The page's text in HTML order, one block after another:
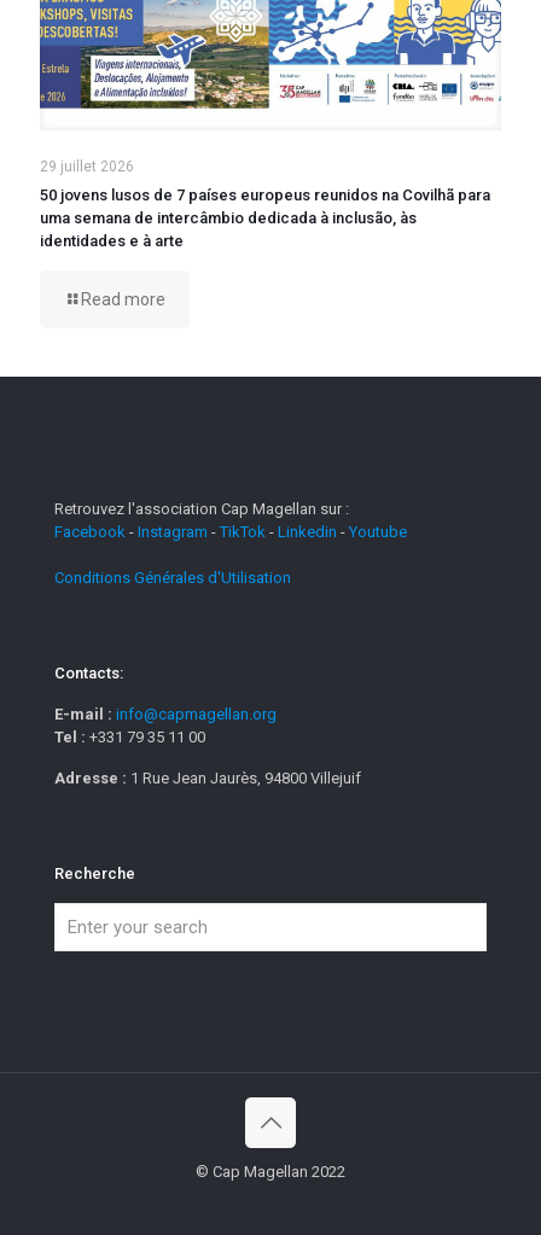
29 juillet 2026
50 jovens lusos de 7 países europeus reunidos na Covilhã para
uma semana de intercâmbio dedicada à inclusão, às
identidades e à arte
Read more
Retrouvez l'association Cap Magellan sur :
Facebook - Instagram -TikTok - Linkedin - Youtube
Conditions Générales d'Utilisation
Contacts:
E-mail : info@capmagellan.org
Tel : +331 79 35 11 00
Adresse : 1 Rue Jean Jaurès, 94800 Villejuif
Recherche
© Cap Magellan 2022